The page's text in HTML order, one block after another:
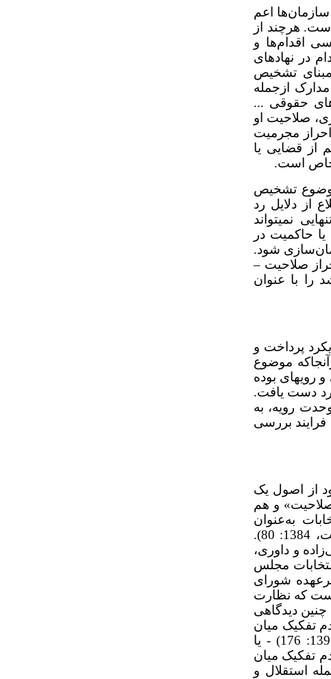
اعم
هرچند از
اقدام‌ها و
در نهادهای
تشخیص
ازجمله
حقوقی ...
صلاحیت او
احراز مجرمیت
از قضایی یا
است.
تشخیص
از دلایل رد
نمی­تواند
حاکمیت در
شود.
صلاحیت –
با عنوان
پرداخت و
موضوع
رویه­ای بوده
دست یافت.
رویه، به
بررسی
از اصول یک
«تعیین صلاحیت» و هم
به‌عنوان
«قاعده‌مندی» یاد می‌شود ناظر بر اصل مذکور و رعایت قوانین و مقررات (آیین‌نامه‌ها) است (یورگن الکیت، 1384: 80).
و داوری،
مواد فصل پنجم قانون انتخابات مجلس
شورای
که نظارت
چنین دیدگاهی
از عدم تفکیک میان
که یک نظارت مبتنی‌بر قانون است (مرتضایی و حسینی، 1393: 176) - یا
تفکیک میان
استقلال و